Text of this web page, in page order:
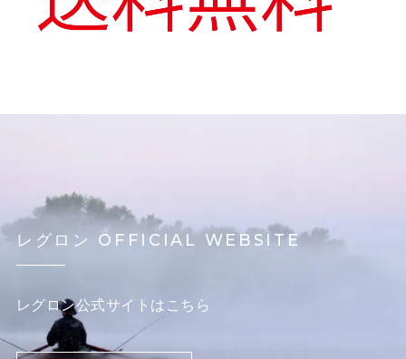
レグロン OFFICIAL WEBSITE
レグロン公式サイトはこちら